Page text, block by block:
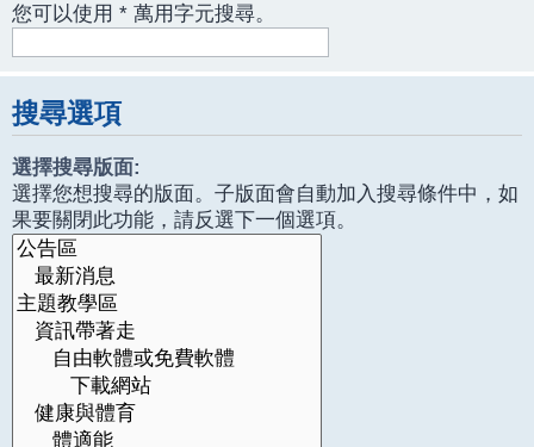
您可以使用 * 萬用字元搜尋。
搜尋選項
選擇搜尋版面:
選擇您想搜尋的版面。子版面會自動加入搜尋條件中，如
果要關閉此功能，請反選下一個選項。